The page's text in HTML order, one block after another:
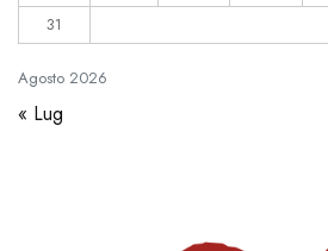
Agosto 2026
31
« Lug